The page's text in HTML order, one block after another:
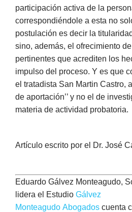
participación activa de la
correspondiéndole a esta no
postulación es decir la
sino, además, el ofrecimiento
pertinentes que acrediten los
impulso del proceso. Y es que
el tratadista San Martin Castro,
de aportación’’ y no el de
materia de actividad probatoria.
Artículo escrito por el Dr. José
Eduardo Gálvez Monteagudo,
lidera el Estudio Gálvez
Monteagudo Abogados cuenta